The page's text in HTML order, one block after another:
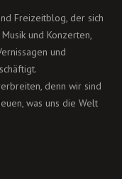
Freizeitblog, der sich
und Konzerten,
und
denn wir sind
was uns die Welt